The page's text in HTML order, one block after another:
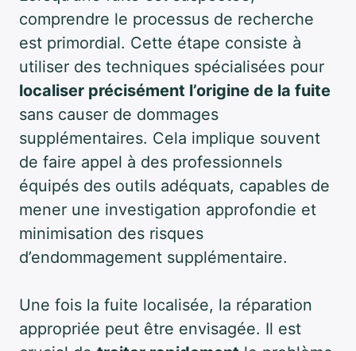
comprendre le processus de recherche
est primordial. Cette étape consiste à
utiliser des techniques spécialisées pour
localiser précisément l’origine de la fuite
sans causer de dommages
supplémentaires. Cela implique souvent
de faire appel à des professionnels
équipés des outils adéquats, capables de
mener une investigation approfondie et
minimisation des risques
d’endommagement supplémentaire.
Une fois la fuite localisée, la réparation
appropriée peut être envisagée. Il est